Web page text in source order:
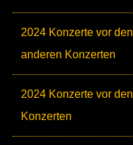
2024 Konzerte vor den
anderen Konzerten
2024 Konzerte vor den
Konzerten